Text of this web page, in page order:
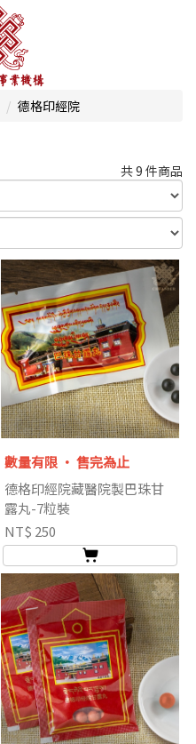
德格印經院
共 9 件商品
數量有限 ‧ 售完為止
德格印經院藏醫院製巴珠甘
露丸-7粒裝
NT$ 250